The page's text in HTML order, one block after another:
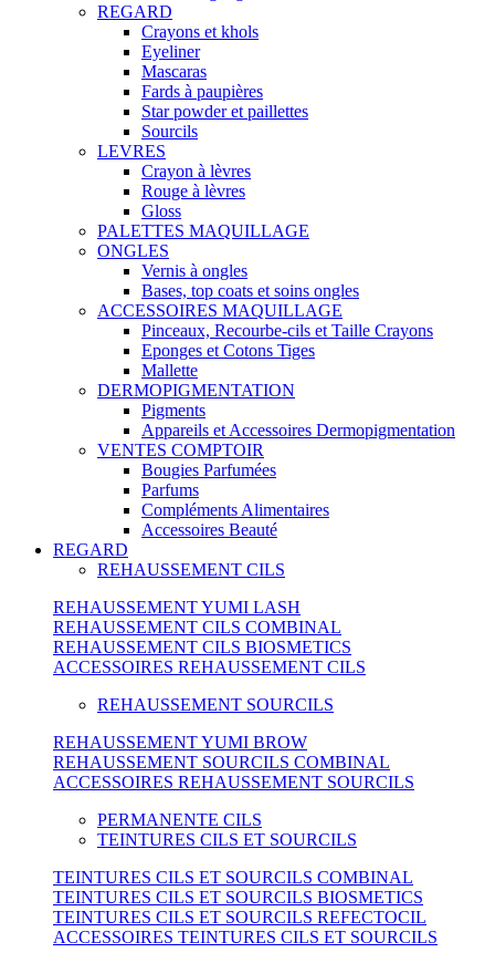
REGARD
Crayons et khols
Eyeliner
Mascaras
Fards à paupières
Star powder et paillettes
Sourcils
LEVRES
Crayon à lèvres
Rouge à lèvres
Gloss
PALETTES MAQUILLAGE
ONGLES
Vernis à ongles
Bases, top coats et soins ongles
ACCESSOIRES MAQUILLAGE
Pinceaux, Recourbe-cils et Taille Crayons
Eponges et Cotons Tiges
Mallette
DERMOPIGMENTATION
Pigments
Appareils et Accessoires Dermopigmentation
VENTES COMPTOIR
Bougies Parfumées
Parfums
Compléments Alimentaires
Accessoires Beauté
REGARD
REHAUSSEMENT CILS
REHAUSSEMENT YUMI LASH
REHAUSSEMENT CILS COMBINAL
REHAUSSEMENT CILS BIOSMETICS
ACCESSOIRES REHAUSSEMENT CILS
REHAUSSEMENT SOURCILS
REHAUSSEMENT YUMI BROW
REHAUSSEMENT SOURCILS COMBINAL
ACCESSOIRES REHAUSSEMENT SOURCILS
PERMANENTE CILS
TEINTURES CILS ET SOURCILS
TEINTURES CILS ET SOURCILS COMBINAL
TEINTURES CILS ET SOURCILS BIOSMETICS
TEINTURES CILS ET SOURCILS REFECTOCIL
ACCESSOIRES TEINTURES CILS ET SOURCILS